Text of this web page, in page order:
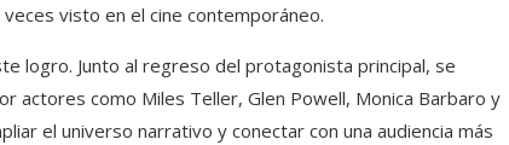
visto en el cine contemporáneo.
logro. Junto al regreso del protagonista principal, se
actores como Miles Teller, Glen Powell, Monica Barbaro y
el universo narrativo y conectar con una audiencia más